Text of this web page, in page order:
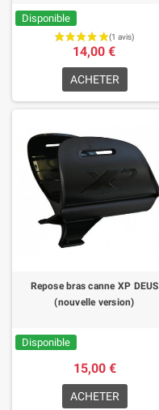
Disponible
14,00 €
ACHETER
Repose bras canne XP DEUS
(nouvelle version)
Disponible
15,00 €
ACHETER